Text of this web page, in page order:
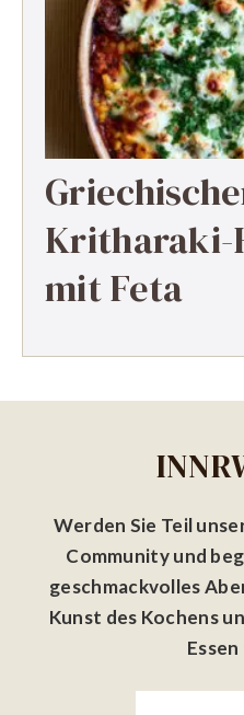
Kritharaki-
mit Feta
Werden Sie Teil
Community und
geschmackvolles
Kunst des Kochens